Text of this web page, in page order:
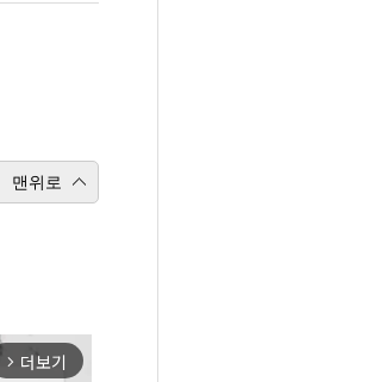
맨위로
arrow_forward_ios 더보기